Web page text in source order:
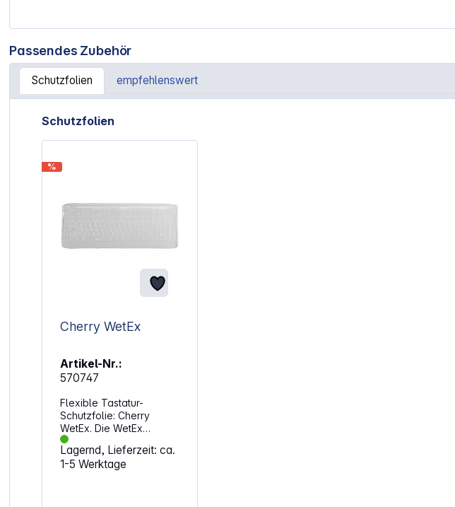
Passendes Zubehör
Schutzfolien empfehlenswert
Artikelgalerie überspringen
Schutzfolien
%
Cherry WetEx
Artikel-Nr.:
570747
Flexible Tastatur-
Schutzfolie: Cherry
WetEx. Die WetEx
Schutzfolie schützt ihre
Tastatur zuverlässig vor
Verschmutzungen,
Lagernd, Lieferzeit: ca.
1-5 Werktage